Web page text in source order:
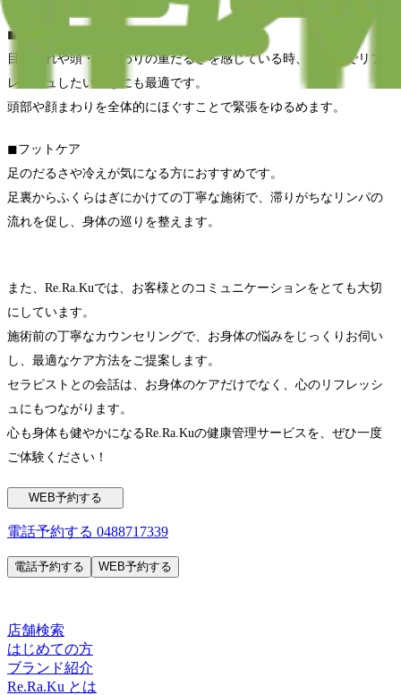
◼︎ヘッドスパ
目の疲れや頭・首まわりの重だるさを感じている時、短時間でリフ
レッシュしたいときにも最適です。
頭部や顔まわりを全体的にほぐすことで緊張をゆるめます。
◼︎フットケア
足のだるさや冷えが気になる方におすすめです。
足裏からふくらはぎにかけての丁寧な施術で、滞りがちなリンパの
流れを促し、身体の巡りを整えます。
また、Re.Ra.Kuでは、お客様とのコミュニケーションをとても大切
にしています。
施術前の丁寧なカウンセリングで、お身体の悩みをじっくりお伺い
し、最適なケア方法をご提案します。
セラピストとの会話は、お身体のケアだけでなく、心のリフレッシ
ュにもつながります。
心も身体も健やかになるRe.Ra.Kuの健康管理サービスを、ぜひ一度
ご体験ください！
WEB予約する
電話予約する 0488717339
電話予約する WEB予約する
店舗検索
はじめての方
ブランド紹介
Re.Ra.Ku とは